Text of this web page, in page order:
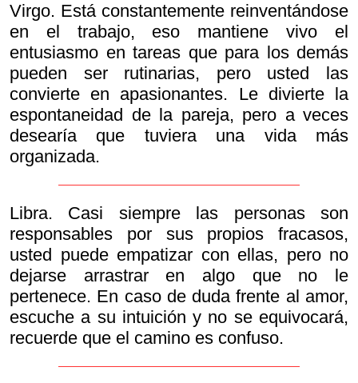
Virgo. Está constantemente reinventándose
en el trabajo, eso mantiene vivo el
entusiasmo en tareas que para los demás
pueden ser rutinarias, pero usted las
convierte en apasionantes. Le divierte la
espontaneidad de la pareja, pero a veces
desearía que tuviera una vida más
organizada.
Libra. Casi siempre las personas son
responsables por sus propios fracasos,
usted puede empatizar con ellas, pero no
dejarse arrastrar en algo que no le
pertenece. En caso de duda frente al amor,
escuche a su intuición y no se equivocará,
recuerde que el camino es confuso.